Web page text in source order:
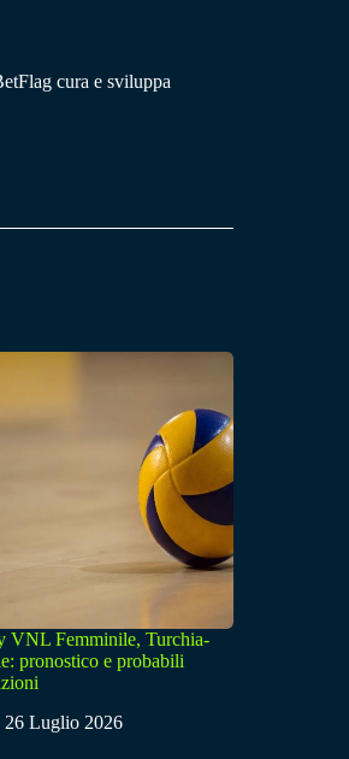
cura e sviluppa
VNL Femminile, Turchia-
pronostico e probabili
26 Luglio 2026